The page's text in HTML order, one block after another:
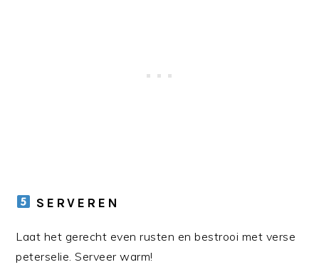
SERVEREN
Laat het gerecht even rusten en bestrooi met verse
peterselie. Serveer warm!